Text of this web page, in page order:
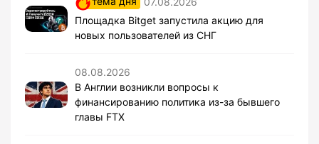
Площадка Bitget запустила акцию для
новых пользователей из СНГ
08.08.2026
В Англии возникли вопросы к
финансированию политика из-за бывшего
главы FTX